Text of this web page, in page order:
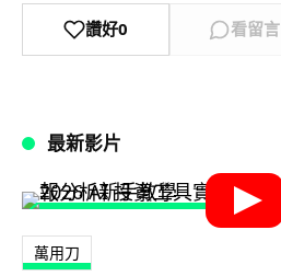
讚好0 看留言
最新影片
萬用刀